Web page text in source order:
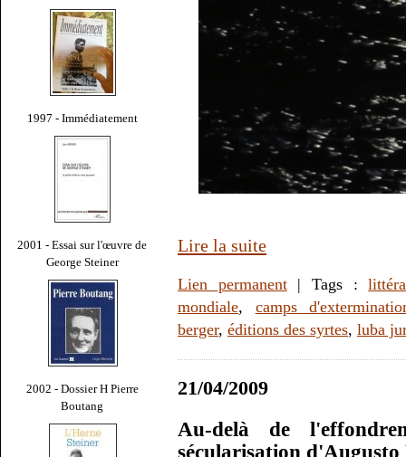
1997 - Immédiatement
2001 - Essai sur l'œuvre de
George Steiner
2002 - Dossier H Pierre
Boutang
Lire la suite
Lien permanent| Tags :
mondiale, camps
berger, éditions des syrtes, luba
21/04/2009
Au-delà de
sécularisation d'Augusto